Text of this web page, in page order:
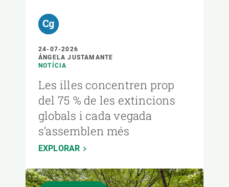
24-07-2026
ÁNGELA JUSTAMANTE
NOTÍCIA
Les illes concentren prop
del 75 % de les extincions
globals i cada vegada
s’assemblen més
EXPLORAR